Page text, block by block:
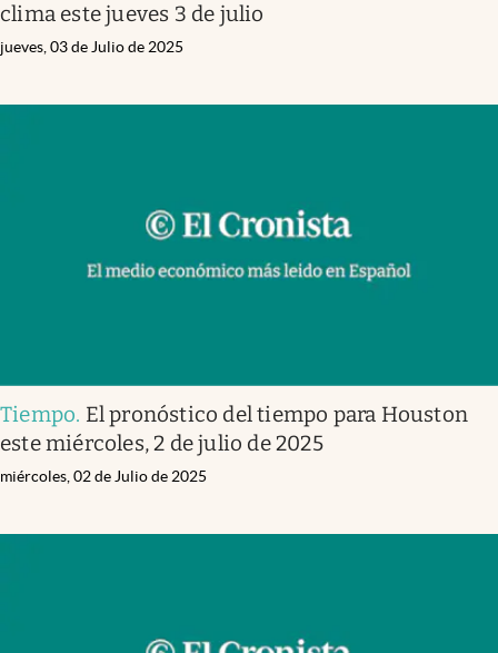
clima este jueves 3 de julio
jueves, 03 de Julio de 2025
Tiempo. El pronóstico del tiempo para Houston
este miércoles, 2 de julio de 2025
miércoles, 02 de Julio de 2025